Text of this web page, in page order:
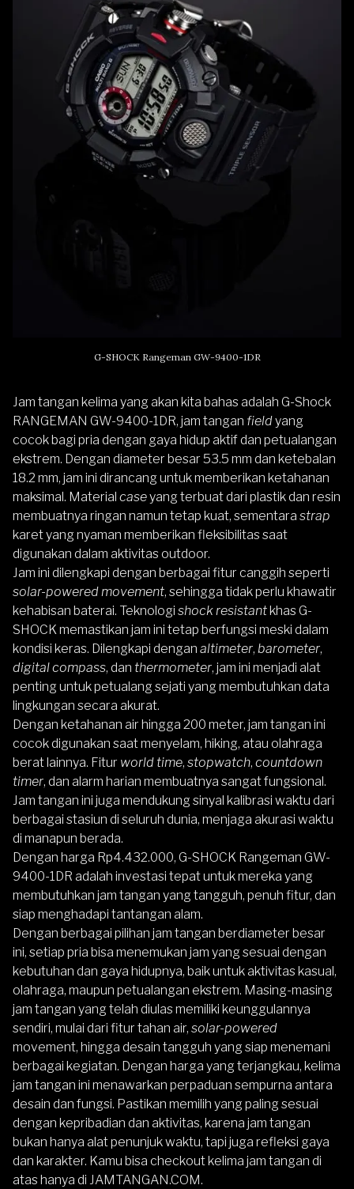
G-SHOCK Rangeman GW-9400-1DR
Jam tangan kelima yang akan kita bahas adalah G-Shock
RANGEMAN GW-9400-1DR, jam tangan fieldyang
cocok bagi pria dengan gaya hidup aktif dan petualangan
ekstrem. Dengan diameter besar 53.5 mm dan ketebalan
18.2 mm, jam ini dirancang untuk memberikan ketahanan
maksimal. Material caseyang terbuat dari plastik dan resin
membuatnya ringan namun tetap kuat, sementara strap
karet yang nyaman memberikan fleksibilitas saat
digunakan dalam aktivitas outdoor.
Jam ini dilengkapi dengan berbagai fitur canggih seperti
solar-powered movement, sehingga tidak perlu khawatir
kehabisan baterai. Teknologi shock resistantkhasG-
SHOCK memastikan jam ini tetap berfungsi meski dalam
kondisi keras. Dilengkapi dengan altimeter, barometer,
digital compass, dan thermometer, jam ini menjadi alat
penting untuk petualang sejati yang membutuhkan data
lingkungan secara akurat.
Dengan ketahanan air hingga 200 meter, jam tangan ini
cocok digunakan saat menyelam, hiking, atau olahraga
berat lainnya. Fitur world time, stopwatch, countdown
timer, dan alarm harian membuatnya sangat fungsional.
Jam tangan ini juga mendukung sinyal kalibrasi waktu dari
berbagai stasiun di seluruh dunia, menjaga akurasi waktu
di manapun berada.
Dengan harga Rp4.432.000, G-SHOCK Rangeman GW-
9400-1DR adalah investasi tepat untuk mereka yang
membutuhkan jam tangan yang tangguh, penuh fitur, dan
siap menghadapi tantangan alam.
Dengan berbagai pilihan jam tangan berdiameter besar
ini, setiap pria bisa menemukan jam yang sesuai dengan
kebutuhan dan gaya hidupnya, baik untuk aktivitas kasual,
olahraga, maupun petualangan ekstrem. Masing-masing
jam tangan yang telah diulas memiliki keunggulannya
sendiri, mulai dari fitur tahan air, solar-powered
movement, hingga desain tangguh yang siap menemani
berbagai kegiatan. Dengan harga yang terjangkau, kelima
jam tangan ini menawarkan perpaduan sempurna antara
desain dan fungsi. Pastikan memilih yang paling sesuai
dengan kepribadian dan aktivitas, karena jam tangan
bukan hanya alat penunjuk waktu, tapi juga refleksi gaya
dan karakter. Kamu bisa checkout kelima jam tangan di
atas hanya di JAMTANGAN.COM.